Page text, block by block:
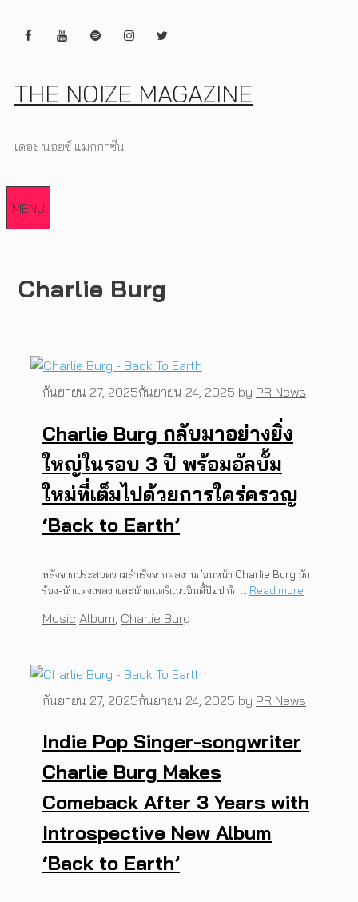
THE NOIZE MAGAZINE
เดอะ นอยซ์ แมกกาซีน
MENU
Charlie Burg
Charlie Burg กลับมาอย่างยิ่ง
ใหญ่ในรอบ 3 ปี พร้อมอัลบั้ม
ใหม่ที่เต็มไปด้วยการใคร่ครวญ
‘Back to Earth’
กันยายน 27, 2025กันยายน 24, 2025 by PR News
หลังจากประสบความสำเร็จจากผลงานก่อนหน้า Charlie Burg นัก
ร้อง-นักแต่งเพลง และนักดนตรีแนวอินดี้ป็อป ก็ก … Read more
Categories
Music Tags
Album Charlie Burg
Indie Pop Singer-songwriter
Charlie Burg Makes
Comeback After 3 Years with
Introspective New Album
‘Back to Earth’
กันยายน 27, 2025กันยายน 24, 2025 by PR News